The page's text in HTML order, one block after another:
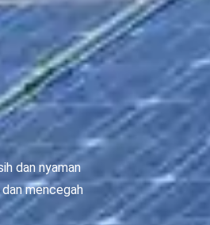
dan nyaman
mencegah